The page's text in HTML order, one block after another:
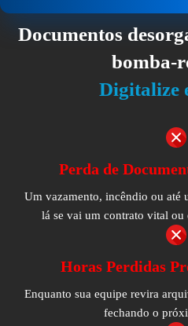
Documentos
bomba-
Digitalize
Perda de
Um vazamento, incêndio ou até
lá se vai um contrato vital
Horas Perdidas
Enquanto sua equipe revira
fechando o